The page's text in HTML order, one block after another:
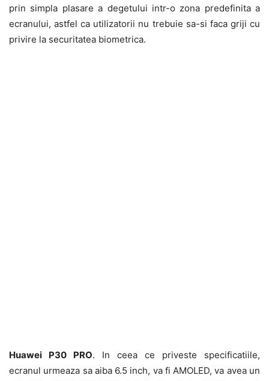
prin simpla plasare a degetului intr-o zona predefinita a
ecranului, astfel ca utilizatorii nu trebuie sa-si faca griji cu
privire la securitatea biometrica.
Huawei P30 PRO. In ceea ce priveste specificatiile,
ecranul urmeaza sa aiba 6.5 inch, va fi AMOLED, va avea un